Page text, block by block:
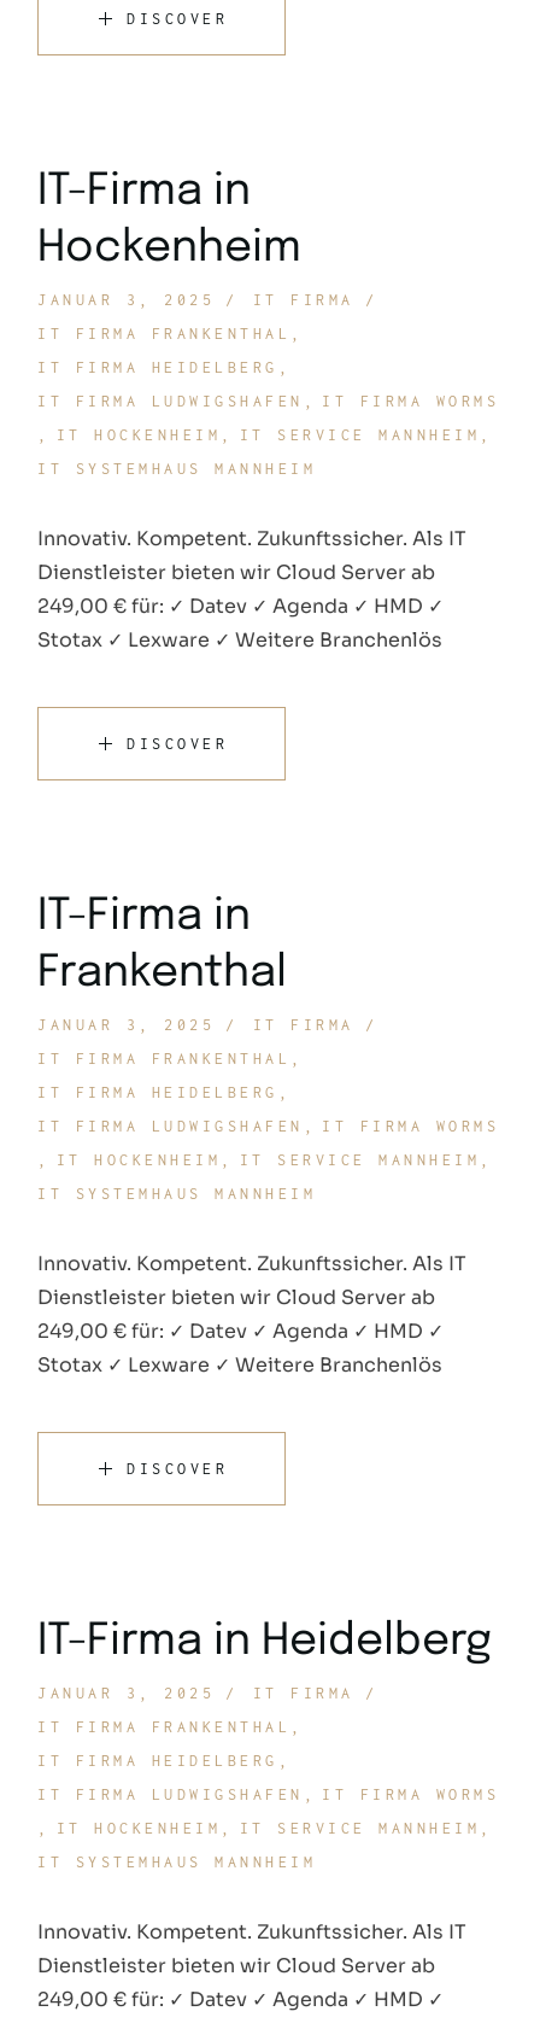
DISCOVER
IT-Firma in
Hockenheim
JANUAR 3, 2025
IT FIRMA
IT FIRMA FRANKENTHAL
IT FIRMA HEIDELBERG
IT FIRMA LUDWIGSHAFEN
IT FIRMA WORMS
IT HOCKENHEIM
IT SERVICE MANNHEIM
IT SYSTEMHAUS MANNHEIM
Innovativ. Kompetent. Zukunftssicher. Als IT
Dienstleister bieten wir Cloud Server ab
249,00 € für: ✓ Datev ✓ Agenda ✓ HMD ✓
Stotax ✓ Lexware ✓ Weitere Branchenlös
DISCOVER
IT-Firma in
Frankenthal
JANUAR 3, 2025
IT FIRMA
IT FIRMA FRANKENTHAL
IT FIRMA HEIDELBERG
IT FIRMA LUDWIGSHAFEN
IT FIRMA WORMS
IT HOCKENHEIM
IT SERVICE MANNHEIM
IT SYSTEMHAUS MANNHEIM
Innovativ. Kompetent. Zukunftssicher. Als IT
Dienstleister bieten wir Cloud Server ab
249,00 € für: ✓ Datev ✓ Agenda ✓ HMD ✓
Stotax ✓ Lexware ✓ Weitere Branchenlös
DISCOVER
IT-Firma in Heidelberg
JANUAR 3, 2025
IT FIRMA
IT FIRMA FRANKENTHAL
IT FIRMA HEIDELBERG
IT FIRMA LUDWIGSHAFEN
IT FIRMA WORMS
IT HOCKENHEIM
IT SERVICE MANNHEIM
IT SYSTEMHAUS MANNHEIM
Innovativ. Kompetent. Zukunftssicher. Als IT
Dienstleister bieten wir Cloud Server ab
249,00 € für: ✓ Datev ✓ Agenda ✓ HMD ✓